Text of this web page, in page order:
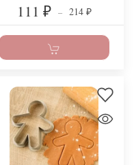
111 ₽ – 214 ₽